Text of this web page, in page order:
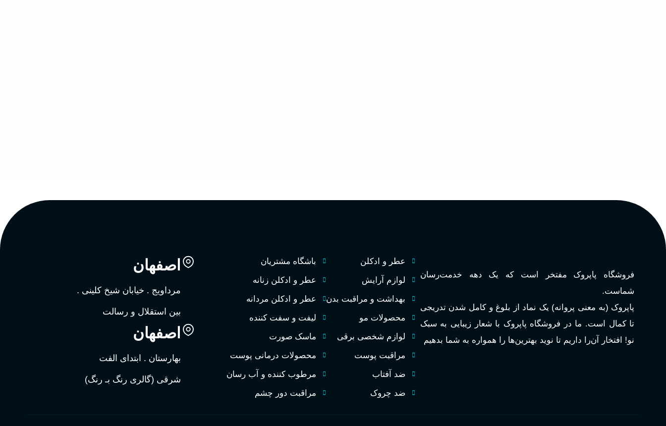
فروشگاه پاپروک مفتخر است که یک دهه خدمت‌رسان
شماست.
پاپروک (به معنی پروانه) یک نماد از بلوغ و کامل شدن تدریجی
تا کمال است. ما در فروشگاه پاپروک با شعار زیبایی به سبک
نو! افتخار آن‌را داریم تا نوید بهترین‌ها را همواره به شما بدهیم
عطر و ادکلن
لوازم آرایش
بهداشت و مراقبت بدن
محصولات مو
لوازم شخصی برقی
مراقبت پوست
ضد آفتاب
ضد چروک
باشگاه مشتریان
عطر و ادکلن زنانه
عطر و ادکلن مردانه
لیفت و سفت کننده
ماسک صورت
محصولات درمانی پوست
مرطوب کننده و آب رسان
مراقبت دور چشم
اصفهان
مرداویج . خیابان شیخ کلینی .
بین استقلال و رسالت
اصفهان
بهارستان . ابتدای الفت
شرقی (گالری رنگ بـ رنگ)